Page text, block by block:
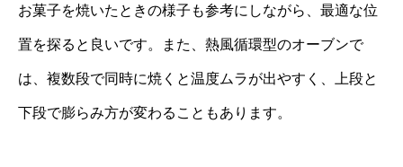
お菓子を焼いたときの様子も参考にしながら、最適な位
置を探ると良いです。また、熱風循環型のオーブンで
は、複数段で同時に焼くと温度ムラが出やすく、上段と
下段で膨らみ方が変わることもあります。